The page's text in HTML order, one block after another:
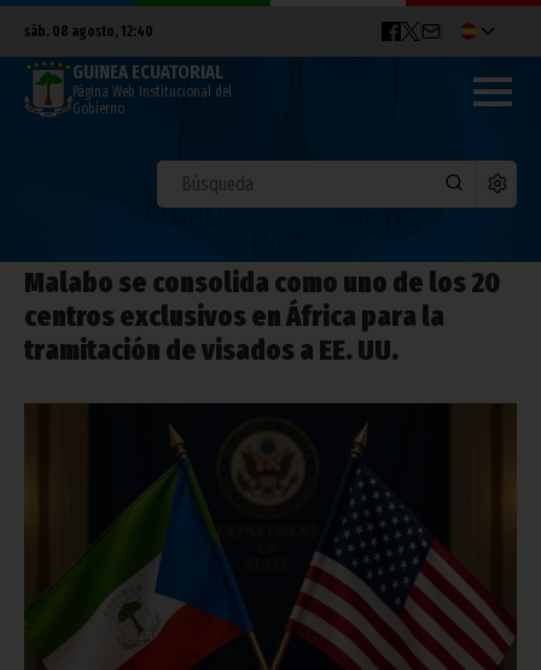
sáb. 08 agosto, 12:40
GUINEA ECUATORIAL
Página Web Institucional del
Gobierno
Malabo se consolida como uno de los 20
centros exclusivos en África para la
tramitación de visados a EE. UU.